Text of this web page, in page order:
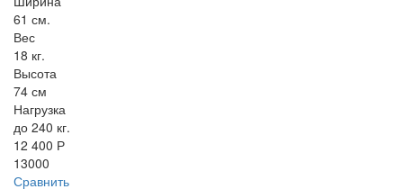
61 см.
Вес
18 кг.
Высота
74 см
Нагрузка
до 240 кг.
12 400 Р
13000
Сравнить